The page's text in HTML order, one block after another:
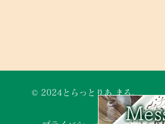
© 2024とらっとりあ まる。